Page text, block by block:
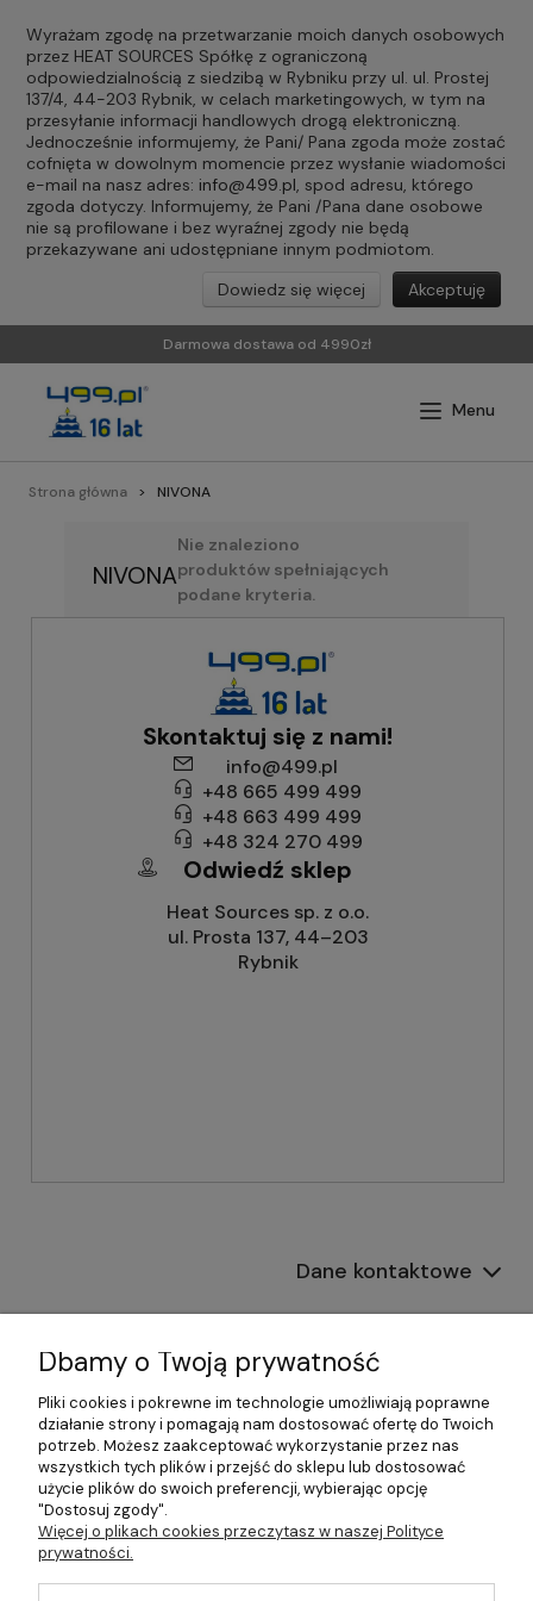
Wyrażam zgodę na przetwarzanie moich danych osobowych
przez HEAT SOURCES Spółkę z ograniczoną
odpowiedzialnością z siedzibą w Rybniku przy ul. ul. Prostej
137/4, 44-203 Rybnik, w celach marketingowych, w tym na
przesyłanie informacji handlowych drogą elektroniczną.
Jednocześnie informujemy, że Pani/ Pana zgoda może zostać
cofnięta w dowolnym momencie przez wysłanie wiadomości
e-mail na nasz adres: info@499.pl, spod adresu, którego
zgoda dotyczy. Informujemy, że Pani /Pana dane osobowe
nie są profilowane i bez wyraźnej zgody nie będą
przekazywane ani udostępniane innym podmiotom.
Akceptuję
Dowiedz się więcej
Darmowa dostawa od 4990zł
Strona główna NIVONA
NIVONA
Nie znaleziono
produktów spełniających
podane kryteria.
Skontaktuj się z nami!
info@499.pl
+48 665 499 499
+48 663 499 499
+48 324 270 499
Odwiedź sklep
Heat Sources sp. z o.o.
ul. Prosta 137, 44–203
Rybnik
Dane kontaktowe
Informacje
Płatności i dostawa
Pomoc
Moje konto
©2026 Wszelkie Prawa Zastrzeżone | 499.pl - najlepszy sklep z
Dbamy o Twoją prywatność
Pliki cookies i pokrewne im technologie umożliwiają poprawne
działanie strony i pomagają nam dostosować ofertę do Twoich
potrzeb. Możesz zaakceptować wykorzystanie przez nas
wszystkich tych plików i przejść do sklepu lub dostosować
użycie plików do swoich preferencji, wybierając opcję
"Dostosuj zgody".
Więcej o plikach cookies przeczytasz w naszej Polityce
prywatności.